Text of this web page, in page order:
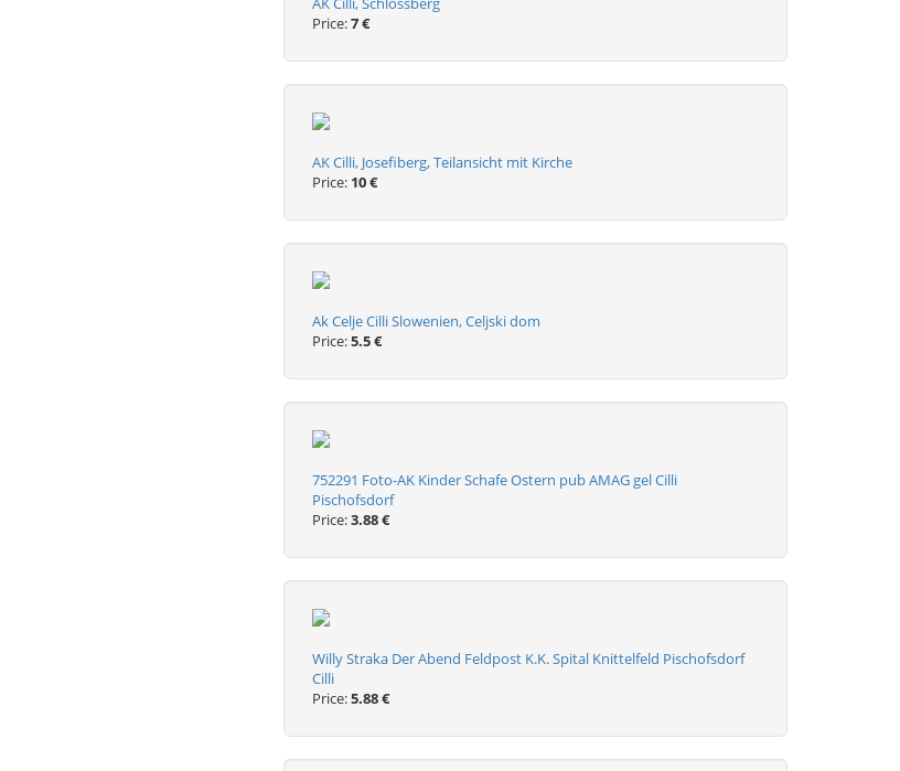
Price:7 €
AK Cilli, Josefiberg, Teilansicht mit Kirche
Price: 10 €
Ak Celje Cilli Slowenien, Celjski dom
Price:5.5 €
752291 Foto-AK Kinder Schafe Ostern pub AMAG gel Cilli
Pischofsdorf
Price:3.88 €
Willy Straka Der Abend Feldpost K.K. Spital Knittelfeld Pischofsdorf
Cilli
Price:5.88 €